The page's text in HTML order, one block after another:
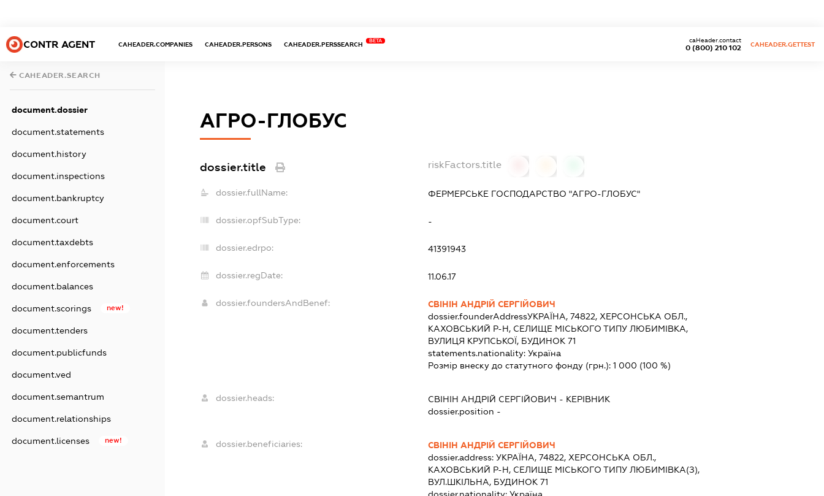
CONTR AGENT CAHEADER.COMPANIES CAHEADER.PERSONS CAHEADER.PERSSEARCH
BETA
0 (800) 210 102
caHeader.contact
CAHEADER.GETTEST
CAHEADER.SEARCH
document.dossier
document.statements
document.history
document.inspections
document.bankruptcy
document.court
document.taxdebts
document.enforcements
document.balances
document.scorings new!
document.tenders
document.publicfunds
document.ved
document.semantrum
document.relationships
document.licenses new!
АГРО-ГЛОБУС
dossier.title riskFactors.title
dossier.fullName: ФЕРМЕРСЬКЕ ГОСПОДАРСТВО "АГРО-ГЛОБУС"
dossier.opfSubType: -
dossier.edrpo: 41391943
dossier.regDate: 11.06.17
dossier.foundersAndBenef:
СВІНІН АНДРІЙ СЕРГІЙОВИЧ
dossier.founderAddressУКРАЇНА, 74822, ХЕРСОНСЬКА ОБЛ.,
КАХОВСЬКИЙ Р-Н, СЕЛИЩЕ МІСЬКОГО ТИПУ ЛЮБИМІВКА,
ВУЛИЦЯ КРУПСЬКОЇ, БУДИНОК 71
statements.nationality: Україна
Розмір внеску до статутного фонду (грн.): 1 000 (100 %)
dossier.heads: СВІНІН АНДРІЙ СЕРГІЙОВИЧ - КЕРІВНИК
dossier.position -
dossier.beneficiaries:
СВІНІН АНДРІЙ СЕРГІЙОВИЧ
dossier.address: УКРАЇНА, 74822, ХЕРСОНСЬКА ОБЛ.,
КАХОВСЬКИЙ Р-Н, СЕЛИЩЕ МІСЬКОГО ТИПУ ЛЮБИМІВКА(З),
ВУЛ.ШКІЛЬНА, БУДИНОК 71